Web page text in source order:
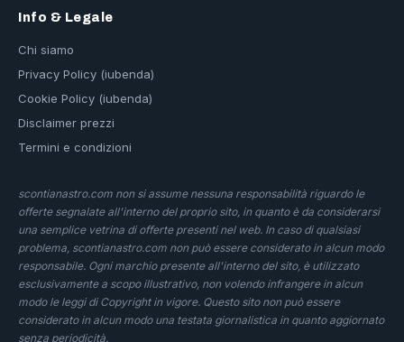
Info & Legale
Chi siamo
Privacy Policy (iubenda)
Cookie Policy (iubenda)
Disclaimer prezzi
Termini e condizioni
scontianastro.com non si assume nessuna responsabilità riguardo le
offerte segnalate all'interno del proprio sito, in quanto è da considerarsi
una semplice vetrina di offerte presenti nel web. In caso di qualsiasi
problema, scontianastro.com non può essere considerato in alcun modo
responsabile. Ogni marchio presente all'interno del sito, è utilizzato
esclusivamente a scopo illustrativo, non volendo infrangere in alcun
modo le leggi di Copyright in vigore. Questo sito non può essere
considerato in alcun modo una testata giornalistica in quanto aggiornato
senza periodicità.